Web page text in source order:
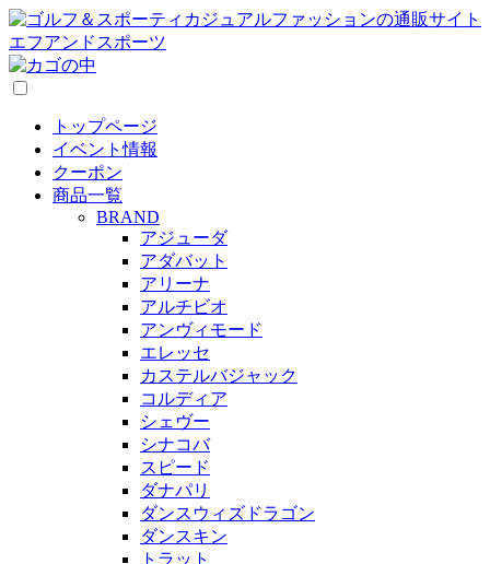
トップページ
イベント情報
クーポン
商品一覧
BRAND
アジューダ
アダバット
アリーナ
アルチビオ
アンヴィモード
エレッセ
カステルバジャック
コルディア
シェヴー
シナコバ
スピード
ダナパリ
ダンスウィズドラゴン
ダンスキン
トラット